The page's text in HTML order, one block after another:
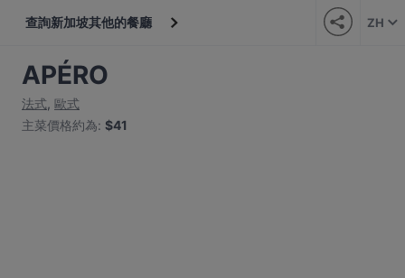
查詢新加坡其他的餐廳 ZH
APÉRO
法式, 歐式
主菜價格約為: $41